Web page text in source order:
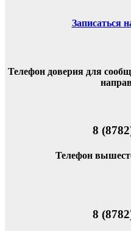
Записаться
Телефон доверия для
8
Телефон
8